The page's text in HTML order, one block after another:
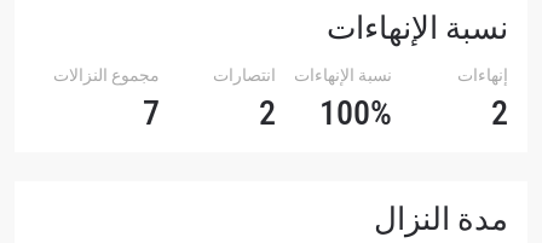
نسبة الإنهاءات
إنهاءات
2
نسبة الإنهاءات
100%
انتصارات
2
مجموع النزالات
7
مدة النزال